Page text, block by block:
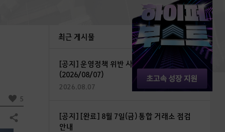
5
공유하기
최근 게시물
[공지] 운영정책 위반 사용자 조치 안내
(2026/08/07)
2026.08.07
[공지] [완료] 8월 7일(금) 통합 거래소 점검
안내